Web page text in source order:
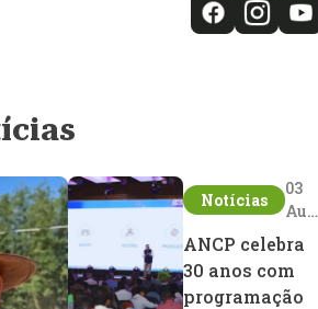
Notícias
03
Aug
ANCP celebra
30 anos com
programação